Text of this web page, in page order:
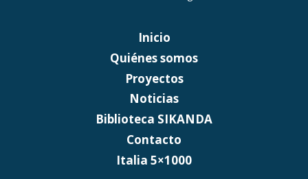
Inicio
Quiénes somos
Proyectos
Noticias
Biblioteca SIKANDA
Contacto
Italia 5×1000